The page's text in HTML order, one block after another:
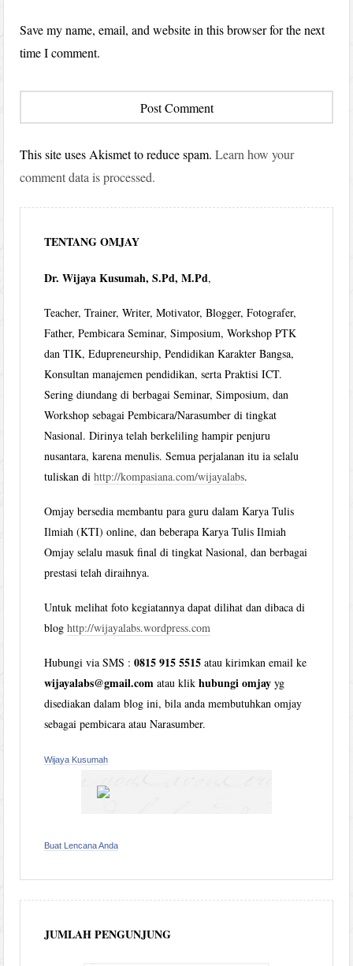
Save my name, email, and website in this browser for the next
time I comment.
This site uses Akismet to reduce spam.Learn how your
comment data is processed.
TENTANG OMJAY
Dr. Wijaya Kusumah, S.Pd, M.Pd,
Teacher, Trainer, Writer, Motivator, Blogger, Fotografer,
Father, Pembicara Seminar, Simposium, Workshop PTK
dan TIK, Edupreneurship, Pendidikan Karakter Bangsa,
Konsultan manajemen pendidikan, serta Praktisi ICT.
Sering diundang di berbagai Seminar, Simposium, dan
Workshop sebagai Pembicara/Narasumber di tingkat
Nasional. Dirinya telah berkeliling hampir penjuru
nusantara, karena menulis. Semua perjalanan itu ia selalu
tuliskan dihttp://kompasiana.com/wijayalabs.
Omjay bersedia membantu para guru dalam Karya Tulis
Ilmiah (KTI) online, dan beberapa Karya Tulis Ilmiah
Omjay selalu masuk final di tingkat Nasional, dan berbagai
prestasi telah diraihnya.
Untuk melihat foto kegiatannya dapat dilihat dan dibaca di
bloghttp://wijayalabs.wordpress.com
Hubungi via SMS :0815 915 5515 atau kirimkan email ke
wijayalabs@gmail.com atau klikhubungi omjay yg
disediakan dalam blog ini, bila anda membutuhkan omjay
sebagai pembicara atau Narasumber.
Wijaya Kusumah
Buat Lencana Anda
JUMLAH PENGUNJUNG